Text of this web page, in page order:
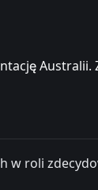
Australii.
w roli